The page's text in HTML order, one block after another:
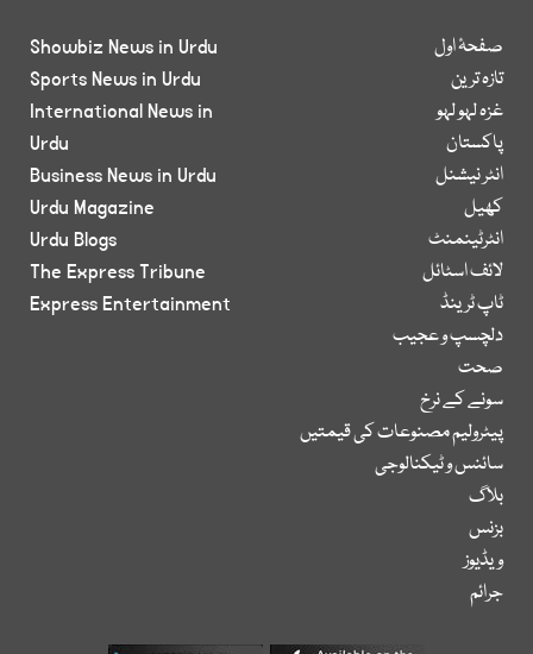
صفحۂ اول
تازہ ترین
غزہ لہو لہو
پاکستان
انٹر نیشنل
کھیل
انٹرٹینمنٹ
لائف اسٹائل
ٹاپ ٹرینڈ
دلچسپ و عجیب
صحت
سونے کے نرخ
پیٹرولیم مصنوعات کی قیمتیں
سائنس و ٹیکنالوجی
بلاگ
بزنس
ویڈیوز
جرائم
Showbiz News in Urdu
Sports News in Urdu
International News in
Urdu
Business News in Urdu
Urdu Magazine
Urdu Blogs
The Express Tribune
Express Entertainment